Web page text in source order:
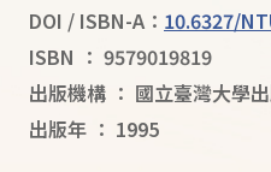
DOI / ISBN-A： 10.6327/
ISBN ： 9579019819
出版機構 ： 國立臺灣大學
出版年 ： 1995